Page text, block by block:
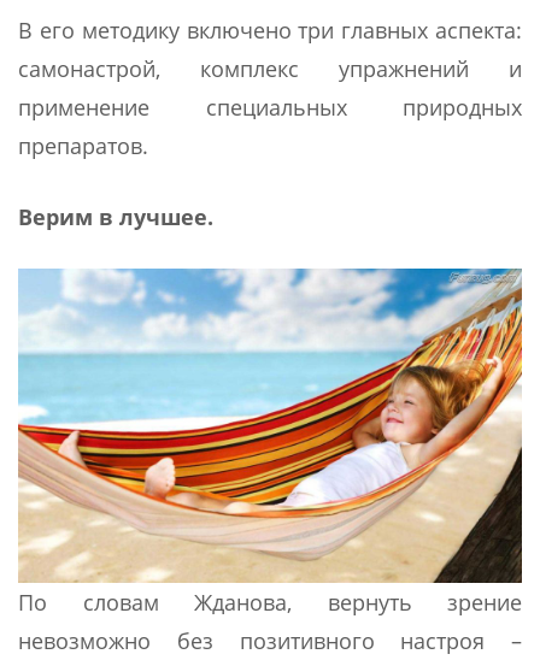
В его методику включено три главных аспекта:
самонастрой, комплекс упражнений и
применение специальных природных
препаратов.
Верим в лучшее.
По словам Жданова, вернуть зрение
невозможно без позитивного настроя –